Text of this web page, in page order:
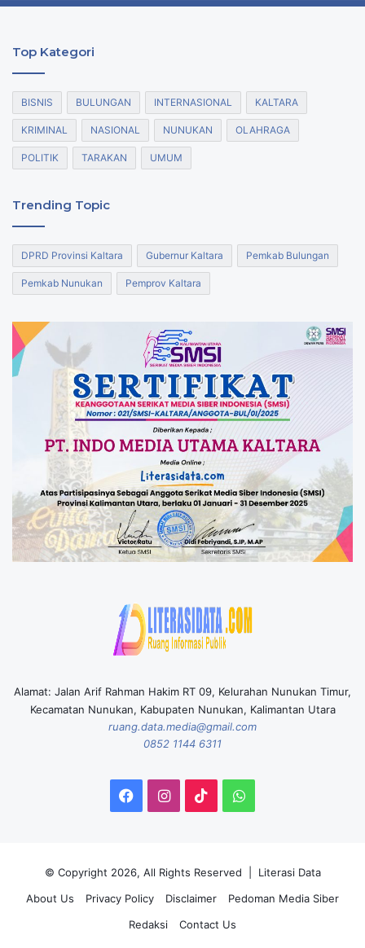
Top Kategori
BISNIS BULUNGAN INTERNASIONAL KALTARA
KRIMINAL NASIONAL NUNUKAN OLAHRAGA
POLITIK TARAKAN UMUM
Trending Topic
DPRD Provinsi Kaltara Gubernur Kaltara Pemkab Bulungan
Pemkab Nunukan Pemprov Kaltara
Alamat: Jalan Arif Rahman Hakim RT 09, Kelurahan Nunukan Timur,
Kecamatan Nunukan, Kabupaten Nunukan, Kalimantan Utara
ruang.data.media@gmail.com
0852 1144 6311
Facebook
Instagram
TikTokWhatsApp
© Copyright 2026, All Rights Reserved | Literasi Data
About Us
Privacy Policy Disclaimer
Pedoman Media Siber
Redaksi
Contact Us